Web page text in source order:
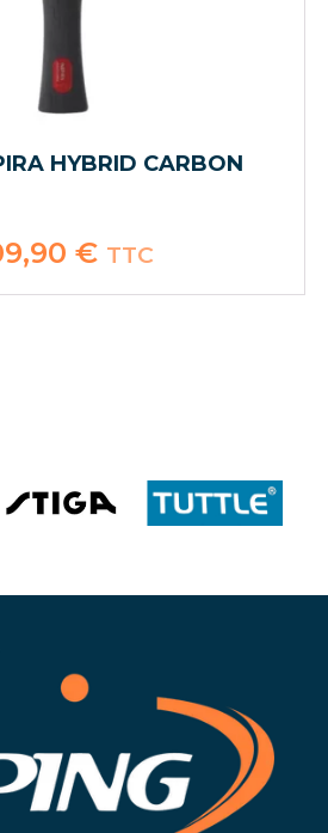
HYBRID CARBON
€ TTC